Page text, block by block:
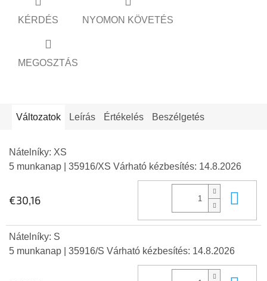
KÉRDÉS NYOMON KÖVETÉS
MEGOSZTÁS
Változatok Leírás Értékelés Beszélgetés
Nátelníky: XS
5 munkanap
| 35916/XS Várható kézbesítés: 14.8.2026
€30,16
Nátelníky: S
5 munkanap
| 35916/S Várható kézbesítés: 14.8.2026